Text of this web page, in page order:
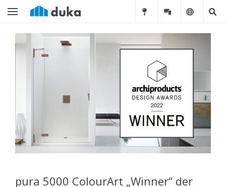
pura 5000 ColourArt „Winner“ der